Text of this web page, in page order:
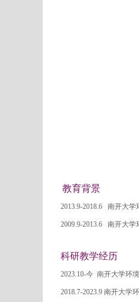
教育背景
2013.9-2018.6 南开大学
2009.9-2013.6 南开大学
科研教学经历
2023.10-今 南开大学环
2018.7-2023.9 南开大学